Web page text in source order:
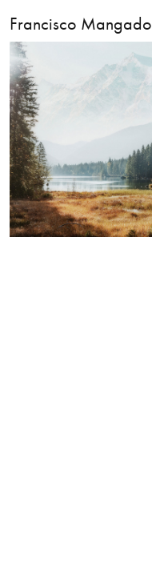
Francisco Mangado